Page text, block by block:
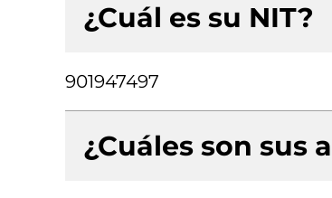
¿Cuál es su NIT?
901947497
¿Cuáles son sus